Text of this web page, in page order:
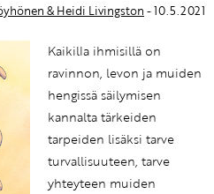
& Heidi Livingston- 10.5.2021
Kaikilla ihmisillä on
ravinnon, levon ja muiden
hengissä säilymisen
kannalta tärkeiden
tarpeiden lisäksi tarve
turvallisuuteen, tarve
yhteyteen muiden